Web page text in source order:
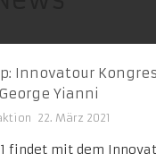
Innovatour
Yianni
22. März 2021
findet mit dem